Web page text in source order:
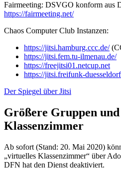
Fairmeeting: DSVGO konform aus
https://fairmeeting.net/
Chaos Computer Club Instanzen:
https://jitsi.hamburg.ccc.de/
https://jitsi.fem.tu-ilmenau.de/
https://freejitsi01.netcup.net
https://jitsi.freifunk-
Der Spiegel über Jitsi
Größere Gruppen
Klassenzimmer
Ab sofort (Stand: 20. Mai 2020)
„virtuelles Klassenzimmer“ über
DFN hat den Dienst deaktiviert.